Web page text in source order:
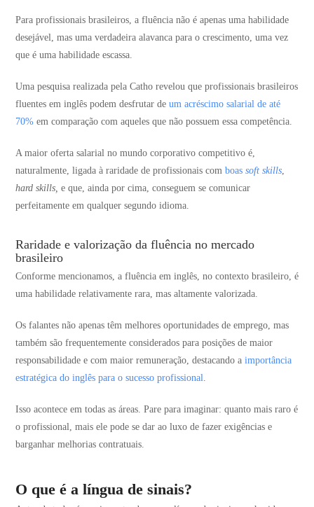
Para profissionais brasileiros, a fluência não é apenas uma habilidade
desejável, mas uma verdadeira alavanca para o crescimento, uma vez
que é uma habilidade escassa.
Uma pesquisa realizada pela Catho revelou que profissionais brasileiros
fluentes em inglês podem desfrutar de um acréscimo salarial de até
70% em comparação com aqueles que não possuem essa competência​​.
A maior oferta salarial no mundo corporativo competitivo é,
naturalmente, ligada à raridade de profissionais com boas soft skills,
hard skills, e que, ainda por cima, conseguem se comunicar
perfeitamente em qualquer segundo idioma.
Raridade e valorização da fluência no mercado
brasileiro
Conforme mencionamos, a fluência em inglês, no contexto brasileiro, é
uma habilidade relativamente rara, mas altamente valorizada.
Os falantes não apenas têm melhores oportunidades de emprego, mas
também são frequentemente considerados para posições de maior
responsabilidade e com maior remuneração, destacando a importância
estratégica do inglês para o sucesso profissional​​.
Isso acontece em todas as áreas. Pare para imaginar: quanto mais raro é
o profissional, mais ele pode se dar ao luxo de fazer exigências e
barganhar melhorias contratuais.
O que é a língua de sinais?